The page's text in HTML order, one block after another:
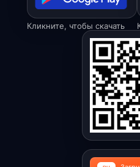
Кликните, чтобы скачать